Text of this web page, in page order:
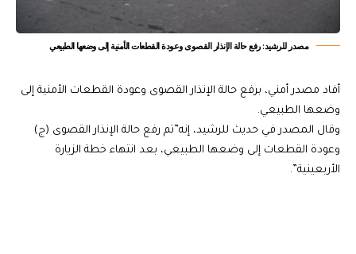
مصدر للرشيد: رفع حالة الإنذار القصوى وعودة القطعات الأمنية إلى وضعها الطبيعي
أفاد مصدر أمني، برفع حالة الإنذار القصوى وعودة القطعات الأمنية إلى
وضعها الطبيعي.
وقال المصدر في حديث للرشيد، إنه”تم رفع حالة الإنذار القصوى (ج)
وعودة القطعات إلى وضعها الطبيعي، بعد انتهاء خطة الزيارة
الأربعينية”.